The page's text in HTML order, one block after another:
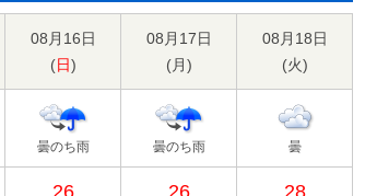
08月16日
(日)
08月17日
(月)
08月18日
(火)
曇のち雨 曇のち雨 曇
26 26 28